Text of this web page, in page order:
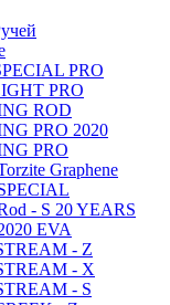
PRO
PRO
ROD
PRO 2020
PRO
Graphene
- S 20 YEARS
EVA
- Z
- X
- S